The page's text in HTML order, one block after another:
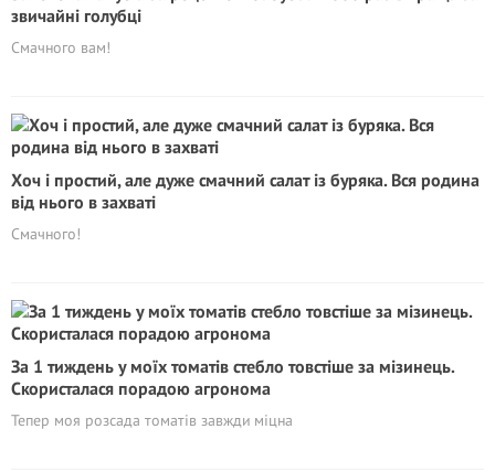
звичайні голубці
Смачного вам!
Хоч і простий, але дуже смачний салат із буряка. Вся родина
від нього в захваті
Смачного!
За 1 тиждень у моїх томатів стебло товстіше за мізинець.
Скористалася порадою агронома
Тепер моя розсада томатів завжди міцна